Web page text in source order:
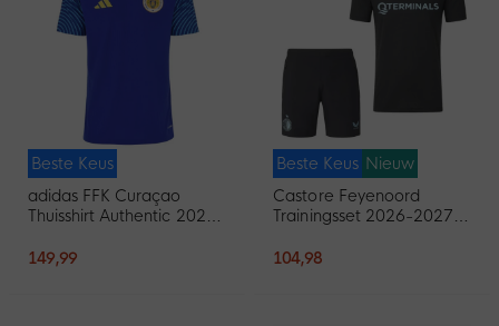
Beste Keus
adidas FFK Curaçao
Thuisshirt Authentic 2026-
149,99
Beste Keus Nieuw
Castore Feyenoord
Trainingsset 2026-2027
104,98